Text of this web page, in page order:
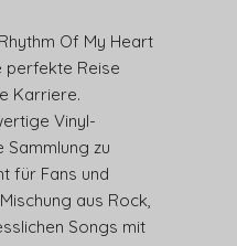
Of My Heart
perfekte Reise
Karriere.
Vinyl-
zu
für Fans und
aus Rock,
Songs mit